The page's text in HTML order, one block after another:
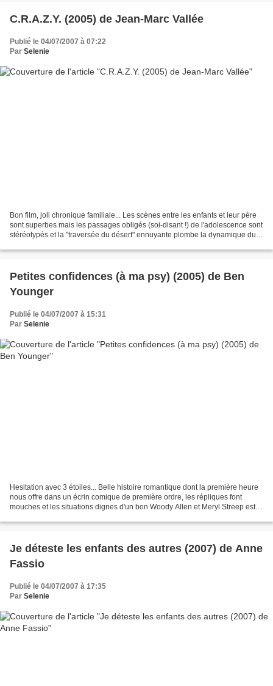
C.R.A.Z.Y. (2005) de Jean-Marc Vallée
Publié le 04/07/2007 à 07:22
Par Selenie
Bon film, joli chronique familiale... Les scènes entre les enfants et leur père
sont superbes mais les passages obligés (soi-disant !) de l'adolescence sont
stéréotypés et la "traversée du désert" ennuyante plombe la dynamique du
Petites confidences (à ma psy) (2005) de Ben
Younger
Publié le 04/07/2007 à 15:31
Par Selenie
Hesitation avec 3 étoiles... Belle histoire romantique dont la première heure
nous offre dans un écrin comique de première ordre, les répliques font
mouches et les situations dignes d'un bon Woody Allen et Meryl Streep est
Je déteste les enfants des autres (2007) de Anne
Fassio
Publié le 04/07/2007 à 17:35
Par Selenie